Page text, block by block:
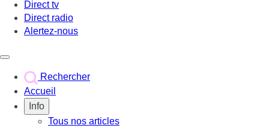
Direct tv
Direct radio
Alertez-nous
Rechercher
Accueil
Info
Tous nos articles